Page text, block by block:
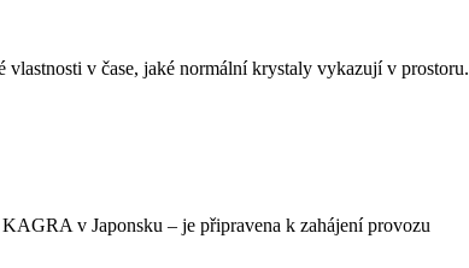
v čase, jaké normální krystaly vykazují v prostoru.
v Japonsku – je připravena k zahájení provozu